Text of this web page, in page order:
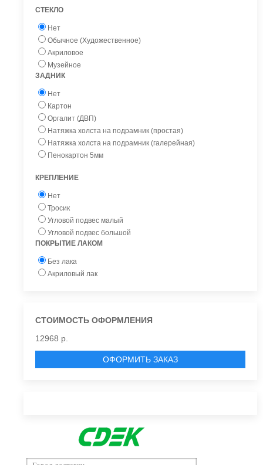
СТЕКЛО
Нет
Обычное (Художественное)
Акриловое
Музейное
ЗАДНИК
Нет
Картон
Оргалит (ДВП)
Натяжка холста на подрамник (простая)
Натяжка холста на подрамник (галерейная)
Пенокартон 5мм
КРЕПЛЕНИЕ
Нет
Тросик
Угловой подвес малый
Угловой подвес большой
ПОКРЫТИЕ ЛАКОМ
Без лака
Акриловый лак
СТОИМОСТЬ ОФОРМЛЕНИЯ
12968 р.
ОФОРМИТЬ ЗАКАЗ